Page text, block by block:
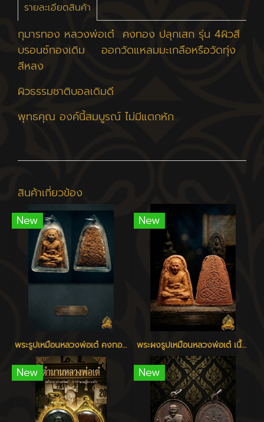
รายละเอียดสินค้า
กุมารทอง หลวงพ่อเต๋ คงทอง ปลุกเสก รุ่น 4ผิวสี
บรอนซ์ทองเดิม ออกวัดแหลมมะเกลือหรือวัดทุ่ง
สีหลง
ผิวธรรมชาติบอลเดิมดี
พุทธคุณ องค์นี้สมบูรณ์ ไม่มีแตกหัก
สินค้าเกี่ยวข้อง
New
พระรูปเหมือนหลวงพ่อเต๋ คงทอง รุ่นแรก พิมพ์ใหญ่ เนื้อว่าน 108 วัดสามง่าม นครปฐม ปี 2507
New
พระผงรูปเหมือนหลวงพ่อเต๋ เนื้อว่าน ปี 2506 - 2510
New New